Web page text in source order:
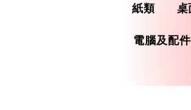
紙類 桌
電腦及配件